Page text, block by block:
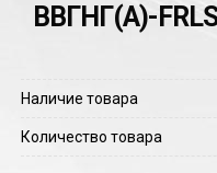
ВВГНГ(A)-
Наличие товара
Количество товара